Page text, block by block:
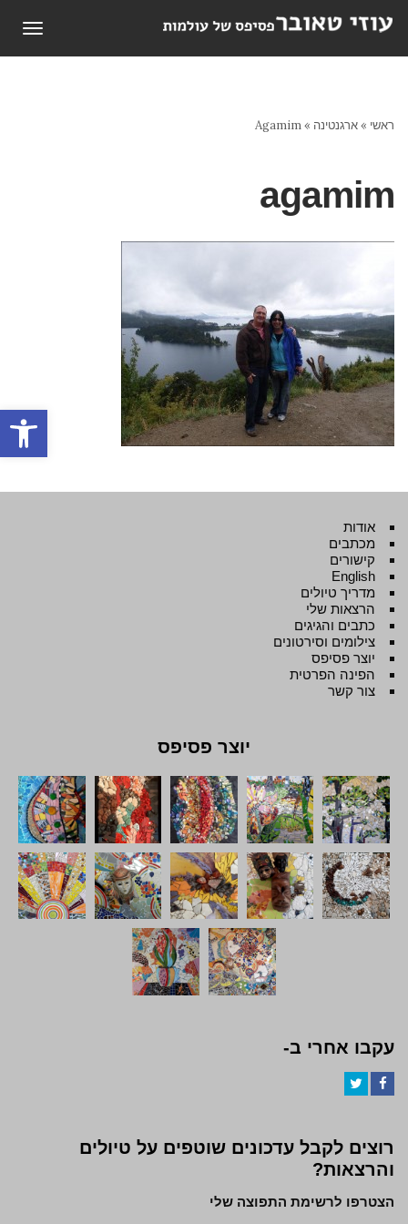
פתח
ראשי »ארגנטינה »
Agamim
agamim
אודות
מכתבים
קישורים
English
מדריך טיולים
הרצאות שלי
כתבים והגיגים
צילומים וסירטונים
יוצר פסיפס
הפינה הפרטית
צור קשר
יוצר פסיפס
עקבו אחרי ב-
רוצים לקבל עדכונים שוטפים על טיולים
והרצאות?
הצטרפו לרשימת התפוצה שלי